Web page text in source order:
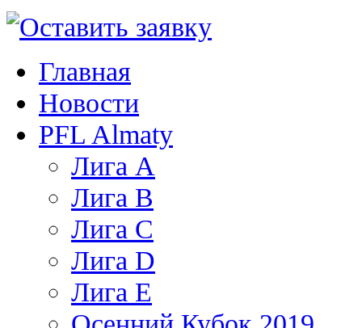
Главная
Новости
PFL Almaty
Лига A
Лига В
Лига С
Лига D
Лига Е